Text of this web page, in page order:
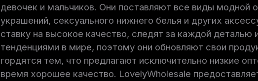
девочек и мальчиков. Они поставляют все виды модной
украшений, сексуального нижнего белья и других
ставку на высокое качество, следят за каждой деталью
тенденциями в мире, поэтому они обновляют свои
гордятся тем, что предлагают исключительно низкие
время хорошее качество. LovelyWholesale